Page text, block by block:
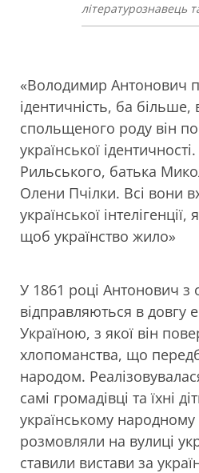
літературознавець
«Володимир Антонович
ідентичність, ба більше,
спольщеного роду він
української
Рильського, батька
Олени Пчілки. Всі вони
української
щоб українство жило»
У 1861 році Антонович
відправляються в довгу
Україною, з якої він
хлопоманства, що
народом.
самі громадівці та їхні
українському народному
розмовляли на вулиці
ставили вистави за